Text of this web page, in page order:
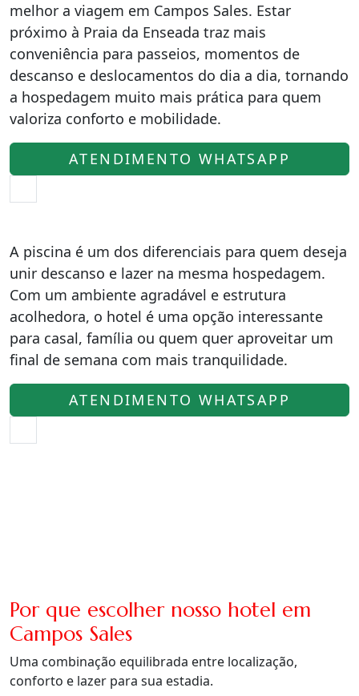
melhor a viagem em Campos Sales. Estar
próximo à Praia da Enseada traz mais
conveniência para passeios, momentos de
descanso e deslocamentos do dia a dia, tornando
a hospedagem muito mais prática para quem
valoriza conforto e mobilidade.
ATENDIMENTO WHATSAPP
A piscina é um dos diferenciais para quem deseja
unir descanso e lazer na mesma hospedagem.
Com um ambiente agradável e estrutura
acolhedora, o hotel é uma opção interessante
para casal, família ou quem quer aproveitar um
final de semana com mais tranquilidade.
ATENDIMENTO WHATSAPP
Por que escolher nosso hotel em
Campos Sales
Uma combinação equilibrada entre localização,
conforto e lazer para sua estadia.